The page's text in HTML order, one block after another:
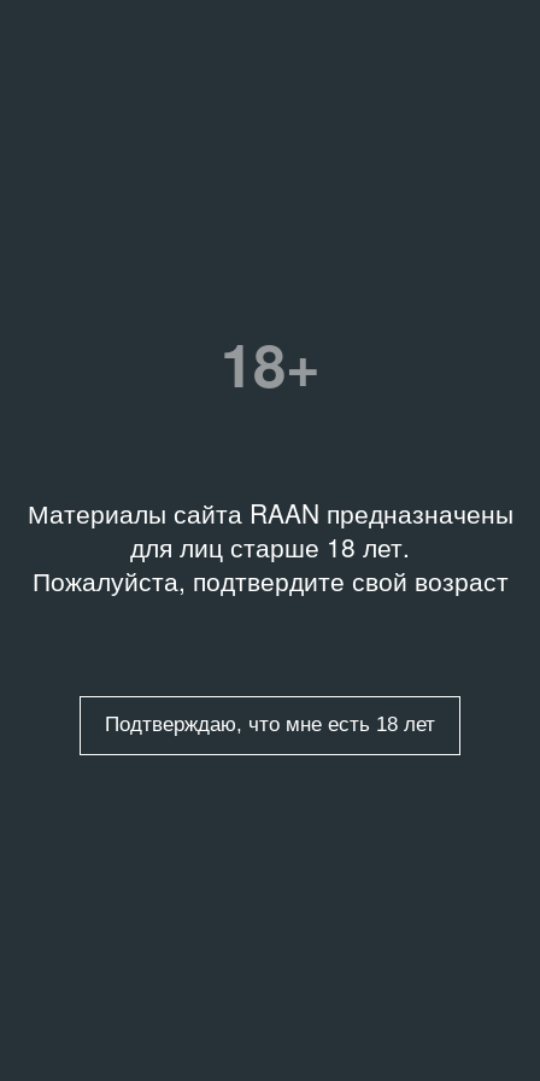
18+
Материалы сайта RAAN предназначены
для лиц старше 18 лет.
Пожалуйста, подтвердите свой возраст
Подтверждаю, что мне есть 18 лет